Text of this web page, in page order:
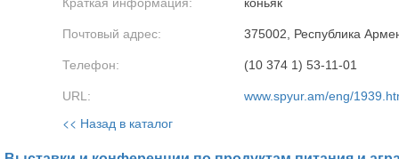
Почтовый адрес: 375002, Республика
Телефон: (10 374 1) 53-11-01
URL: www.spyur.am/eng/
<< Назад в каталог